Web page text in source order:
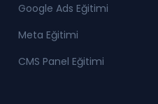
Google Ads Eğitimi
Meta Eğitimi
CMS Panel Eğitimi